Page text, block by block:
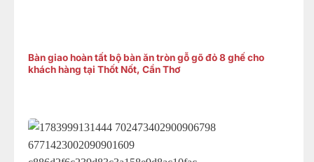
Bàn giao hoàn tất bộ bàn ăn tròn gỗ gõ đỏ 8 ghế cho
khách hàng tại Thốt Nốt, Cần Thơ